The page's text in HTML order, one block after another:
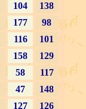
104
138
177
98
116
101
158
129
58
117
47
148
127
126